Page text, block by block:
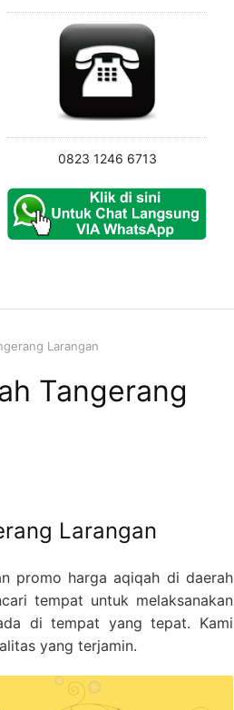
0823 1246 6713
Larangan
Tangerang
Larangan
promo harga aqiqah di daerah
tempat untuk melaksanakan
di tempat yang tepat. Kami
yang terjamin.